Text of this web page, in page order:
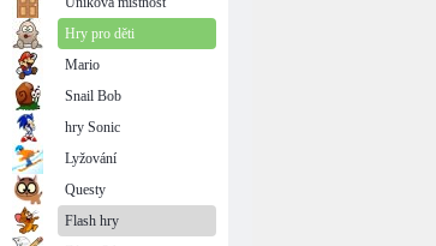
Hry pro děti
Mario
Snail Bob
hry Sonic
Lyžování
Questy
Flash hry